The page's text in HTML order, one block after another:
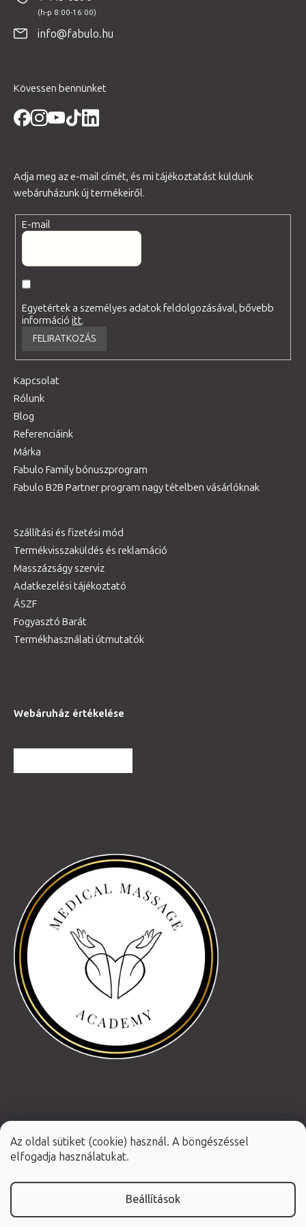
Az oldal sütiket (cookie) használ. A böngészéssel
elfogadja használatukat.
Beállítások
info@fabulo.hu
Kövessen bennünket
Adja meg az e-mail címét, és mi tájékoztatást küldünk
webáruházunk új termékeiről.
E-mail
Egyetértek a személyes adatok feldolgozásával, bővebb
információitt.
FELIRATKOZÁS
Kapcsolat
Rólunk
Blog
Referenciáink
Márka
Fabulo Family bónuszprogram
Fabulo B2B Partner program nagy tételben vásárlóknak
Szállítási és fizetési mód
Termékvisszaküldés és reklamáció
Masszázságy szerviz
Adatkezelési tájékoztató
ÁSZF
Fogyasztó Barát
Termékhasználati útmutatók
Webáruház értékelése